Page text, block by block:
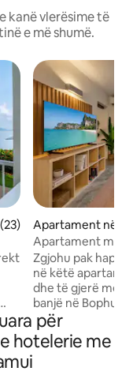
kanë vlerësime të
e më shumë.
mesatar 4,87 nga 5,
Apartament në
ut
Apartament me
Bophut • Pishinë
Zgjohu pak hapa
në këtë
dhe të gjerë me 1
banjë në Bophut
studiot Replay)
kompletuar,
palestër. Shko në këmbë në Fisherman's
për
hotelerie me